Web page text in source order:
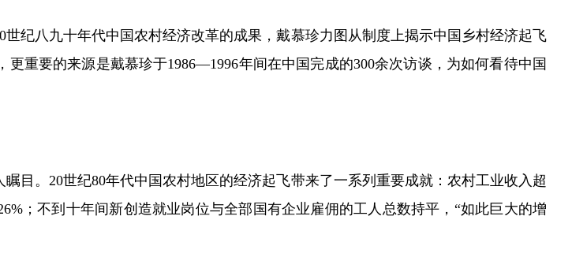
八九十年代中国农村经济改革的成果，戴慕珍力图从制度上揭示中国乡村经济起飞
重要的来源是戴慕珍于1986—1996年间在中国完成的300余次访谈，为如何看待中国
。20世纪80年代中国农村地区的经济起飞带来了一系列重要成就：农村工业收入超
；不到十年间新创造就业岗位与全部国有企业雇佣的工人总数持平，“如此巨大的增